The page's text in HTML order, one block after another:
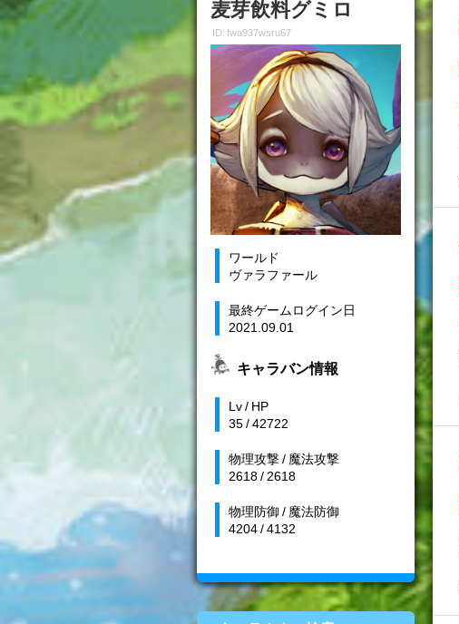
麦芽飲料グミロ
ID: fwa937wsru67
ワールド
ヴァラファール
最終ゲームログイン日
2021.09.01
キャラバン情報
Lv / HP
35 / 42722
物理攻撃 / 魔法攻撃
2618 / 2618
物理防御 / 魔法防御
4204 / 4132